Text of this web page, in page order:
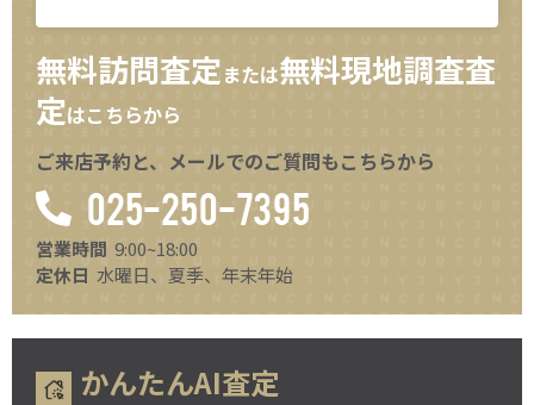
無料訪問査定または無料現地調査査
定はこちらから
ご来店予約と、メールでのご質問もこちらから
025-250-7395
営業時間 9:00~18:00
定休日 水曜日、夏季、年末年始
かんたんAI査定